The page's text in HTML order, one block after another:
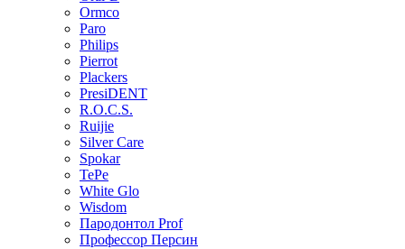
Ormco
Paro
Philips
Pierrot
Plackers
PresiDENT
R.O.C.S.
Ruijie
Silver Care
Spokar
TePe
White Glo
Wisdom
Пародонтол Prof
Профессор Персин